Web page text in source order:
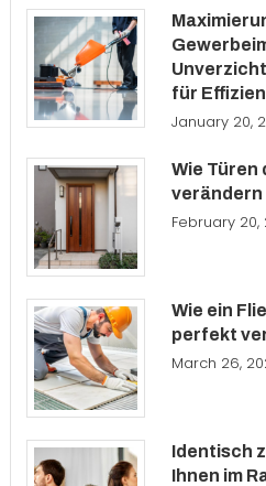
für
January 20,
Wie Türen
verändern
February 20,
Wie ein
perfekt
March 26,
Identisch
Ihnen im